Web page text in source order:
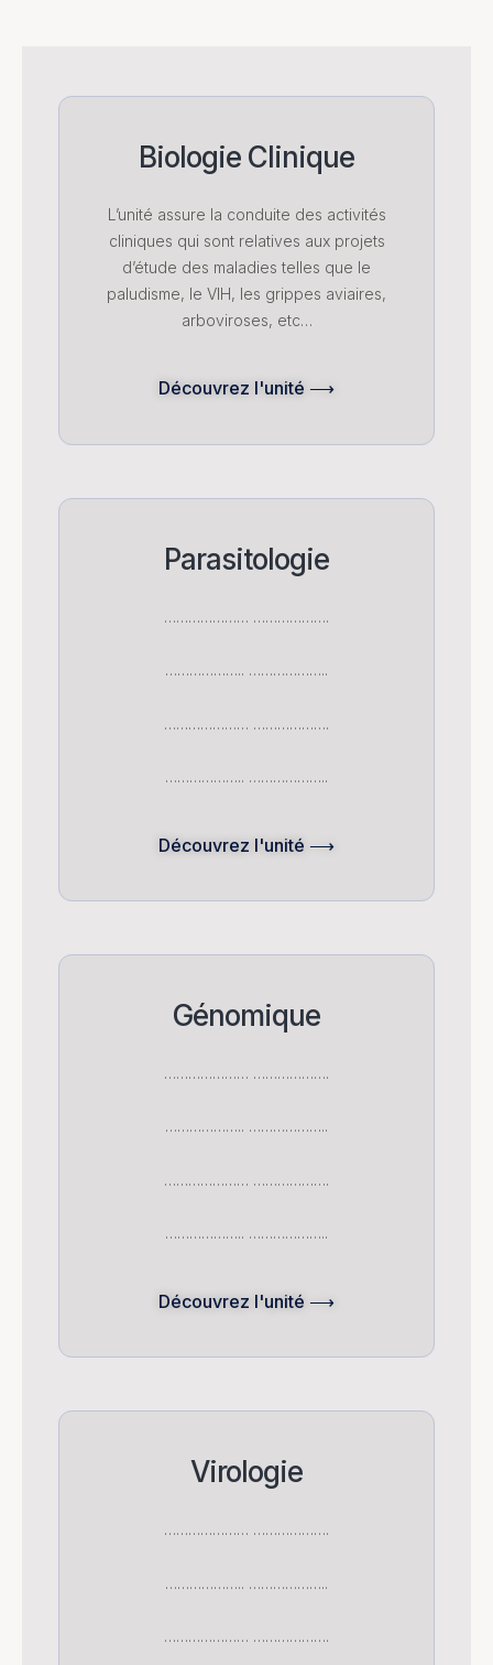
Biologie Clinique
L’unité assure la conduite des activités
cliniques qui sont relatives aux projets
d’étude des maladies telles que le
paludisme, le VIH, les grippes aviaires,
arboviroses, etc…
Découvrez l'unité ⟶
Parasitologie
………………… ……………….
……………….. ………………..
………………… ……………….
……………….. ………………..
Découvrez l'unité ⟶
Génomique
………………… ……………….
……………….. ………………..
………………… ……………….
……………….. ………………..
Découvrez l'unité ⟶
Virologie
………………… ……………….
……………….. ………………..
………………… ……………….